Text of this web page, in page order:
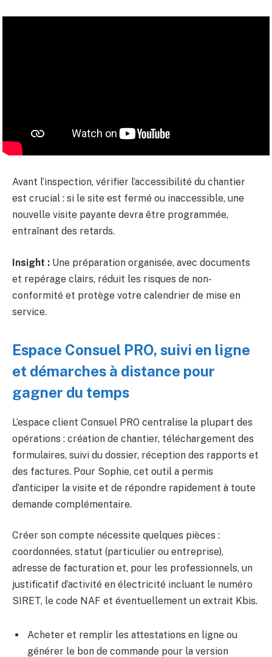
Avant l’inspection, vérifier l’accessibilité du chantier
est crucial : si le site est fermé ou inaccessible, une
nouvelle visite payante devra être programmée,
entraînant des retards.
Insight : Une préparation organisée, avec documents
et repérage clairs, réduit les risques de non-
conformité et protège votre calendrier de mise en
service.
Espace Consuel PRO, suivi en ligne
et démarches à distance pour
gagner du temps
L’espace client Consuel PRO centralise la plupart des
opérations : création de chantier, téléchargement des
formulaires, suivi du dossier, réception des rapports et
des factures. Pour Sophie, cet outil a permis
d’anticiper la visite et de répondre rapidement à toute
demande complémentaire.
Créer son compte nécessite quelques pièces :
coordonnées, statut (particulier ou entreprise),
adresse de facturation et, pour les professionnels, un
justificatif d’activité en électricité incluant le numéro
SIRET, le code NAF et éventuellement un extrait Kbis.
Acheter et remplir les attestations en ligne ou
générer le bon de commande pour la version